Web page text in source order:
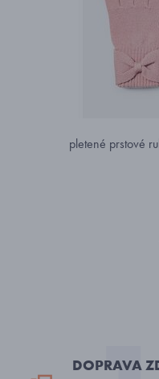
pletené prstové
DOPRAVA